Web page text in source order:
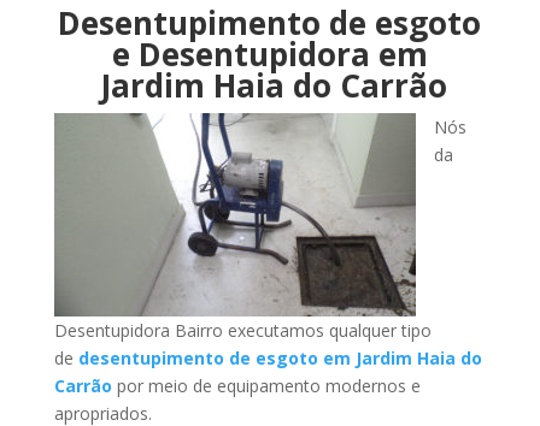
Desentupimento de esgoto
e Desentupidora em
Jardim Haia do Carrão
Nós
da
Desentupidora Bairro executamos qualquer tipo
de desentupimento de esgoto em Jardim Haia do
Carrão por meio de equipamento modernos e
apropriados.